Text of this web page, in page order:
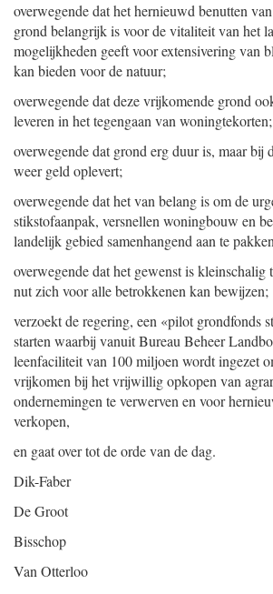
overwegende dat het hernieuwd benutten
grond belangrijk is voor de vitaliteit van het
mogelijkheden geeft voor extensivering van
kan bieden voor de natuur;
overwegende dat deze vrijkomende grond
leveren in het tegengaan van woningtekorten;
overwegende dat grond erg duur is, maar bij
weer geld oplevert;
overwegende dat het van belang is om de
stikstofaanpak, versnellen woningbouw en
landelijk gebied samenhangend aan te
overwegende dat het gewenst is kleinschalig
nut zich voor alle betrokkenen kan bewijzen;
verzoekt de regering, een «pilot grondfonds
starten waarbij vanuit Bureau Beheer
leenfaciliteit van 100 miljoen wordt ingezet
vrijkomen bij het vrijwillig opkopen van
ondernemingen te verwerven en voor
verkopen,
en gaat over tot de orde van de dag.
Dik-Faber
De Groot
Bisschop
Van Otterloo